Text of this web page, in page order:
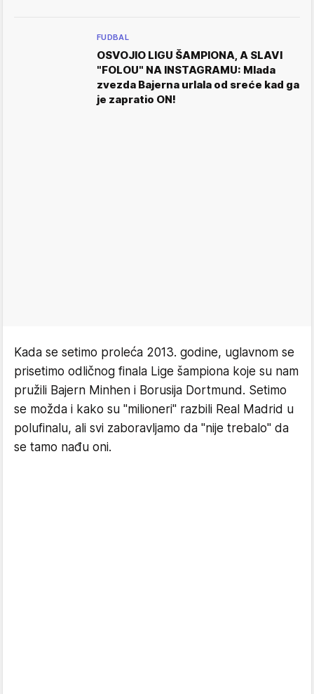
FUDBAL
OSVOJIO LIGU ŠAMPIONA, A SLAVI
"FOLOU" NA INSTAGRAMU: Mlada
zvezda Bajerna urlala od sreće kad ga
je zapratio ON!
Kada se setimo proleća 2013. godine, uglavnom se
prisetimo odličnog finala Lige šampiona koje su nam
pružili Bajern Minhen i Borusija Dortmund. Setimo
se možda i kako su "milioneri" razbili Real Madrid u
polufinalu, ali svi zaboravljamo da "nije trebalo" da
se tamo nađu oni.